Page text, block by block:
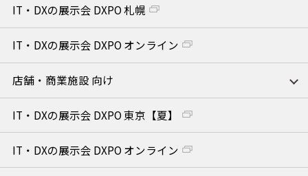
IT・DXの展示会 DXPO 札幌
IT・DXの展示会 DXPO オンライン
店舗・商業施設 向け
IT・DXの展示会 DXPO 東京【夏】
IT・DXの展示会 DXPO オンライン